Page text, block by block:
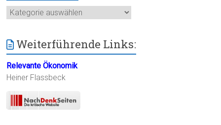
Kategorien
Weiterführende Links:
Relevante Ökonomik
Heiner Flassbeck